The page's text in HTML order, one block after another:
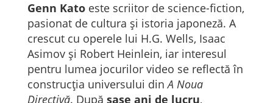
Genn Katoeste scriitor de science-fiction,
pasionat de cultura și istoria japoneză. A
crescut cu operele lui H.G. Wells, Isaac
Asimov și Robert Heinlein, iar interesul
pentru lumea jocurilor video se reflectă în
construcția universului dinA Noua
Directivă. După șase ani de lucru,